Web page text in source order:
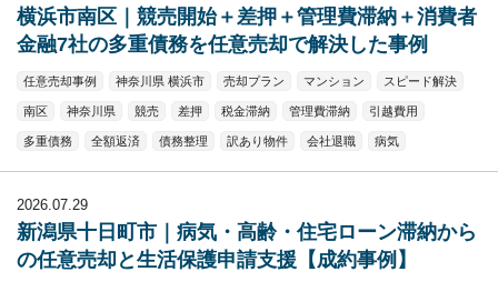
横浜市南区｜競売開始＋差押＋管理費滞納＋消費者
金融7社の多重債務を任意売却で解決した事例
任意売却事例 神奈川県 横浜市 売却プラン マンション スピード解決
南区 神奈川県 競売 差押 税金滞納 管理費滞納 引越費用
多重債務 全額返済 債務整理 訳あり物件 会社退職 病気
2026.07.29
新潟県十日町市｜病気・高齢・住宅ローン滞納から
の任意売却と生活保護申請支援【成約事例】